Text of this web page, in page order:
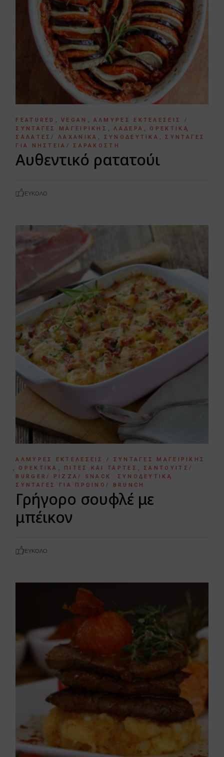
FEATURED VEGAN
ΑΛΜΥΡΈΣ ΕΚΤΕΛΈΣΕΙΣ /
ΣΥΝΤΑΓΈΣ ΜΑΓΕΙΡΙΚΉΣ
ΛΑΔΕΡΆ
ΟΡΕΚΤΙΚΆ
ΣΑΛΆΤΕΣ/ ΛΑΧΑΝΙΚΆ
ΣΥΝΟΔΕΥΤΙΚΆ
ΣΥΝΤΑΓΈΣ
ΓΙΑ ΝΗΣΤΕΊΑ/ ΣΑΡΑΚΟΣΤΉ
Αυθεντικό ρατατούι
ΕΎΚΟΛΟ
ΑΛΜΥΡΈΣ ΕΚΤΕΛΈΣΕΙΣ / ΣΥΝΤΑΓΈΣ ΜΑΓΕΙΡΙΚΉΣ
ΟΡΕΚΤΙΚΆ
ΠΊΤΕΣ ΚΑΙ ΤΆΡΤΕΣ
ΣΆΝΤΟΥΙΤΣ/
BURGER/ PIZZA/ SNACK
ΣΥΝΟΔΕΥΤΙΚΆ
ΣΥΝΤΑΓΈΣ ΓΙΑ ΠΡΩΙΝΌ/ BRUNCH
Γρήγορο σουφλέ με
μπέικον
ΕΎΚΟΛΟ